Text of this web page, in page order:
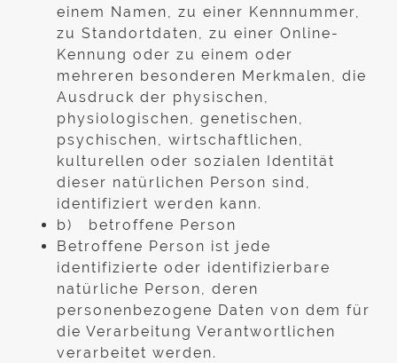
einem Namen, zu einer Kennnummer,
zu Standortdaten, zu einer Online-
Kennung oder zu einem oder
mehreren besonderen Merkmalen, die
Ausdruck der physischen,
physiologischen, genetischen,
psychischen, wirtschaftlichen,
kulturellen oder sozialen Identität
dieser natürlichen Person sind,
identifiziert werden kann.
b) betroffene Person
Betroffene Person ist jede
identifizierte oder identifizierbare
natürliche Person, deren
personenbezogene Daten von dem für
die Verarbeitung Verantwortlichen
verarbeitet werden.